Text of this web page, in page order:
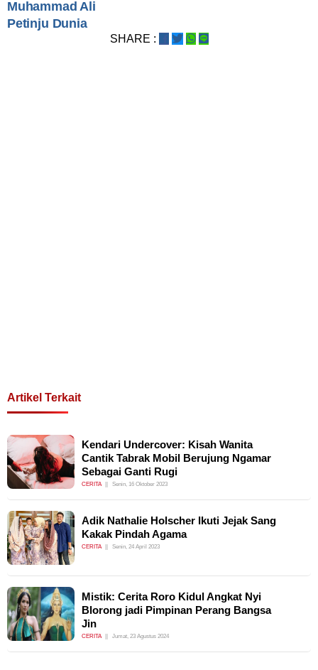
Muhammad Ali
Petinju Dunia
SHARE :
Artikel Terkait
Kendari Undercover: Kisah Wanita
Cantik Tabrak Mobil Berujung Ngamar
Sebagai Ganti Rugi
CERITA Senin, 16 Oktober 2023
Adik Nathalie Holscher Ikuti Jejak Sang
Kakak Pindah Agama
CERITA Senin, 24 April 2023
Mistik: Cerita Roro Kidul Angkat Nyi
Blorong jadi Pimpinan Perang Bangsa
Jin
CERITA Jumat, 23 Agustus 2024